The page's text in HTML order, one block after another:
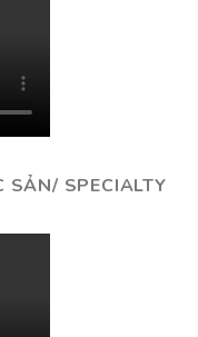
SẢN/ SPECIALTY